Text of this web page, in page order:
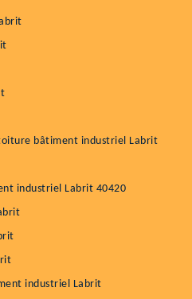
bâtiment industriel Labrit
industriel Labrit 40420
industriel Labrit
c'est préserver sa
en couverture et facade